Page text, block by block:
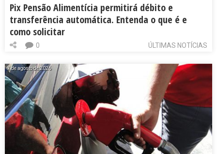
Pix Pensão Alimentícia permitirá débito e
transferência automática. Entenda o que é e
como solicitar
ÚLTIMAS NOTÍCIAS
0
7 de agosto de 2026